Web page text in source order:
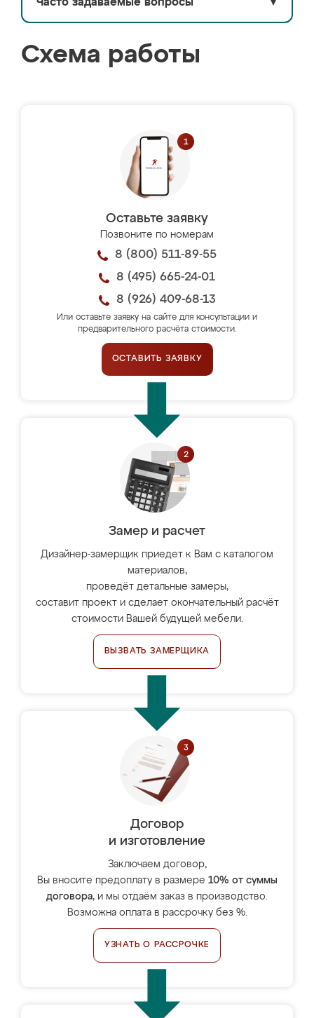
Часто задаваемые вопросы ▼
Схема работы
Оставьте заявку
Позвоните по номерам
8 (800) 511-89-55
8 (495) 665-24-01
8 (926) 409-68-13
Или оставьте заявку на сайте для консультации и
предварительного расчёта стоимости.
ОСТАВИТЬ ЗАЯВКУ
Замер и расчет
Дизайнер-замерщик приедет к Вам с каталогом
материалов,
проведёт детальные замеры,
составит проект и сделает окончательный расчёт
стоимости Вашей будущей мебели.
ВЫЗВАТЬ ЗАМЕРЩИКА
Договор
и изготовление
Заключаем договор,
Вы вносите предоплату в размере 10% от суммы
договора, и мы отдаём заказ в производство.
Возможна оплата в рассрочку без %.
УЗНАТЬ О РАССРОЧКЕ